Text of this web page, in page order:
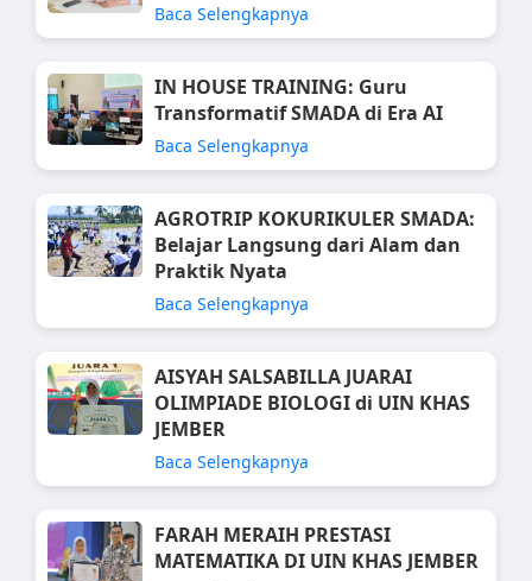
Baca Selengkapnya
IN HOUSE TRAINING: Guru
Transformatif SMADA di Era AI
Baca Selengkapnya
AGROTRIP KOKURIKULER SMADA:
Belajar Langsung dari Alam dan
Praktik Nyata
Baca Selengkapnya
AISYAH SALSABILLA JUARAI
OLIMPIADE BIOLOGI di UIN KHAS
JEMBER
Baca Selengkapnya
FARAH MERAIH PRESTASI
MATEMATIKA DI UIN KHAS JEMBER